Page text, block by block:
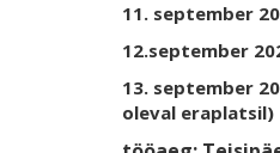
11. september
12.september
13. september
oleval eraplatsil)